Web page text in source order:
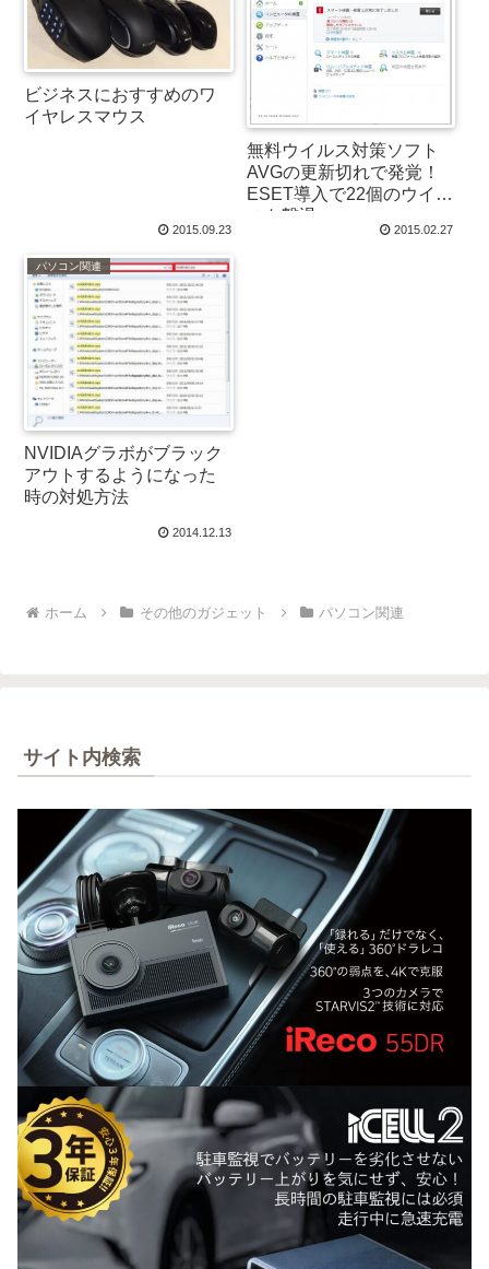
ビジネスにおすすめのワ
イヤレスマウス
2015.09.23
無料ウイルス対策ソフト
AVGの更新切れで発覚！
ESET導入で22個のウイル
スを撃退
2015.02.27
パソコン関連
NVIDIAグラボがブラック
アウトするようになった
時の対処方法
2014.12.13
ホーム その他のガジェット パソコン関連
サイト内検索